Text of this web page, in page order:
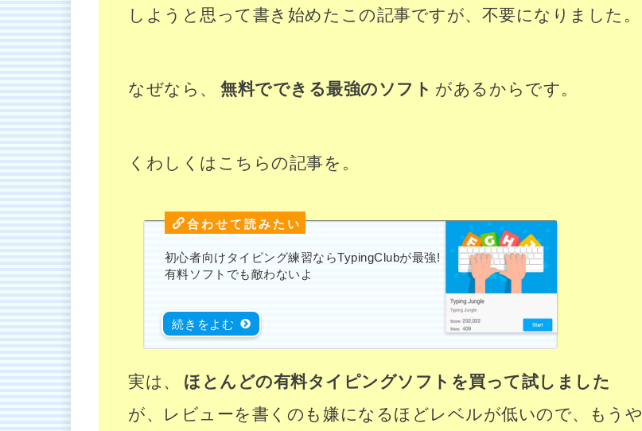
しようと思って書き始めたこの記事ですが、不要になりました。
なぜなら、 無料でできる最強のソフト があるからです。
くわしくはこちらの記事を。
初心者向けタイピング練習ならTypingClubが最強!
有料ソフトでも敵わないよ
実は、
ほとんどの有料タイピングソフトを買って試しました
が、レビューを書くのも嫌になるほどレベルが低いので、もうや